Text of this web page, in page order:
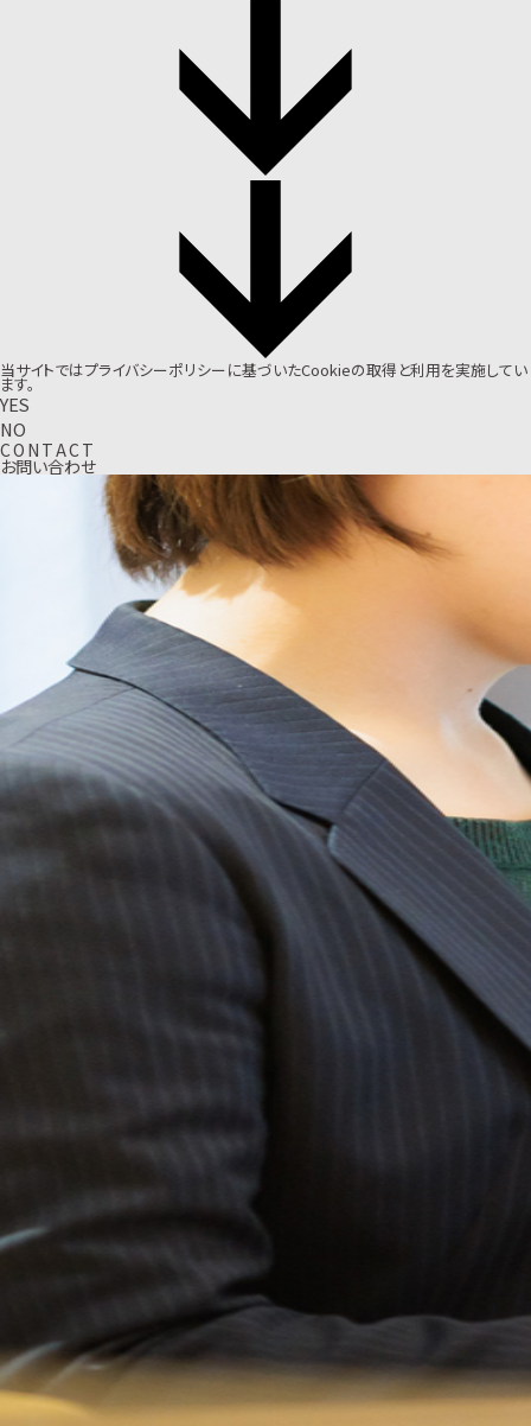
当サイトではプライバシーポリシーに基づいたCookieの取得と利用を実施してい
ます。
YES
NO
CO N TACT
お問い合わせ